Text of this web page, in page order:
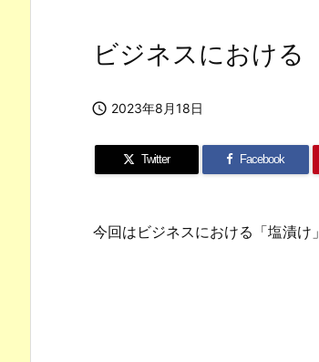
ビジネスにおける
 2023年8月18日
Twitter Facebook
今回はビジネスにおける「塩漬け